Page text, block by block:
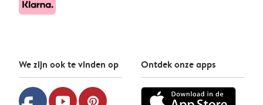
We zijn ook te vinden op
youtube pinterest
Ontdek onze apps